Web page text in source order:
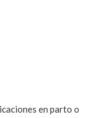
en parto o